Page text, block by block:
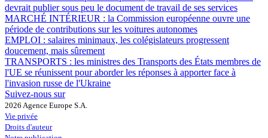
devrait publier sous peu le document de travail de ses services
MARCHÉ INTÉRIEUR : la Commission européenne ouvre une
période de contributions sur les voitures autonomes
EMPLOI : salaires minimaux, les colégislateurs progressent
doucement, mais sûrement
TRANSPORTS : les ministres des Transports des États membres de
l'UE se réunissent pour aborder les réponses à apporter face à
l'invasion russe de l'Ukraine
Suivez-nous sur
2026 Agence Europe S.A.
Vie privée
Droits d'auteur